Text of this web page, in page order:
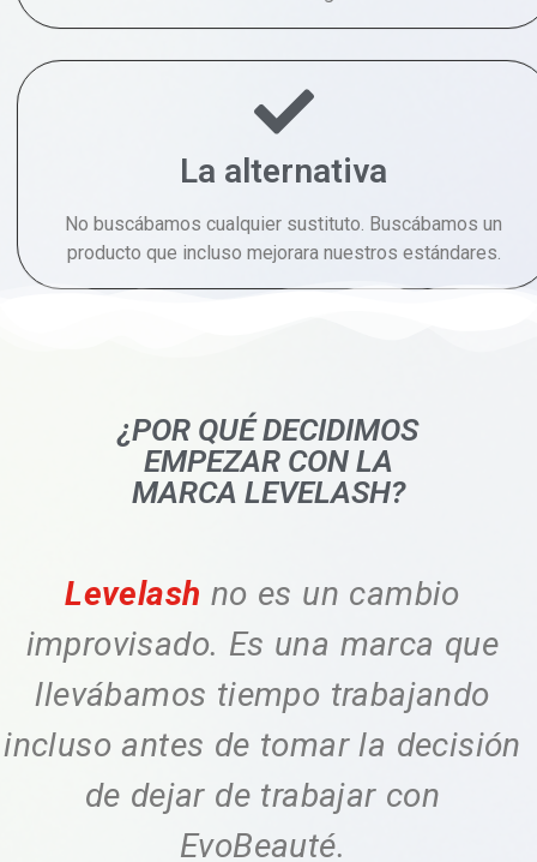
La alternativa
No buscábamos cualquier sustituto. Buscábamos un
producto que incluso mejorara nuestros estándares.
¿POR QUÉ DECIDIMOS
EMPEZAR CON LA
MARCA LEVELASH?
Levelash no es un cambio
improvisado. Es una marca que
llevábamos tiempo trabajando
incluso antes de tomar la decisión
de dejar de trabajar con
EvoBeauté.